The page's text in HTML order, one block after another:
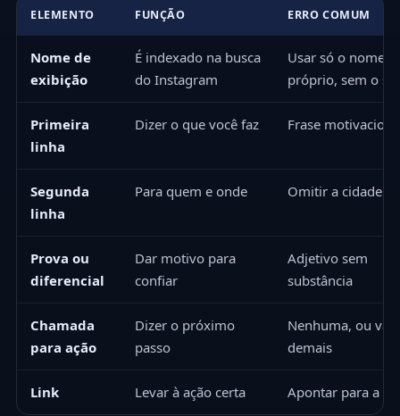
ELEMENTO FUNÇÃO ERRO COMUM
Nome de
exibição
É indexado na busca
do Instagram
Usar só o nome
próprio, sem o
Primeira
linha
Dizer o que você faz Frase
Segunda
linha
Para quem e onde Omitir a cidade
Prova ou
diferencial
Dar motivo para
confiar
Adjetivo sem
substância
Chamada
para ação
Dizer o próximo
passo
Nenhuma, ou
demais
Link Levar à ação certa Apontar para a